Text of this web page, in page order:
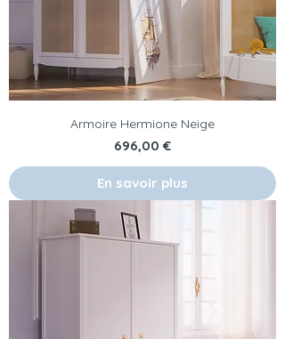
Armoire Hermione Neige
Prix
696,00 €
En savoir plus